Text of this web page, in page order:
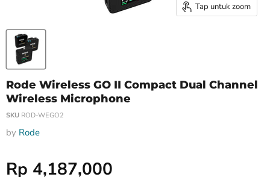
Tap untuk zoom
Rode Wireless GO II Compact Dual Channel
Wireless Microphone
SKU ROD-WEGO2
by Rode
Harga Special
Rp 4,187,000